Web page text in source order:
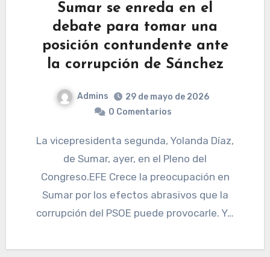
Sumar se enreda en el
debate para tomar una
posición contundente ante
la corrupción de Sánchez
Admins
29 de mayo de 2026
0 Comentarios
La vicepresidenta segunda, Yolanda Díaz,
de Sumar, ayer, en el Pleno del
Congreso.EFE Crece la preocupación en
Sumar por los efectos abrasivos que la
corrupción del PSOE puede provocarle. Y…